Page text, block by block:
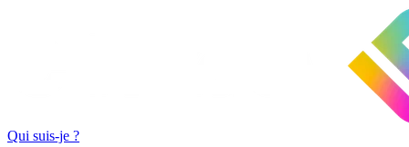
Qui suis-je ?